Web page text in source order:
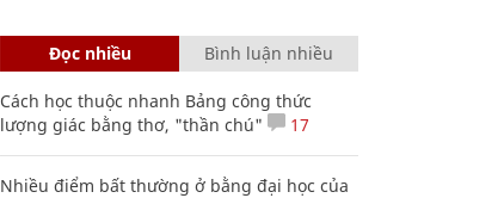
Đọc nhiều Bình luận nhiều
Cách học thuộc nhanh Bảng công thức
lượng giác bằng thơ, "thần chú"
17
Nhiều điểm bất thường ở bằng đại học của